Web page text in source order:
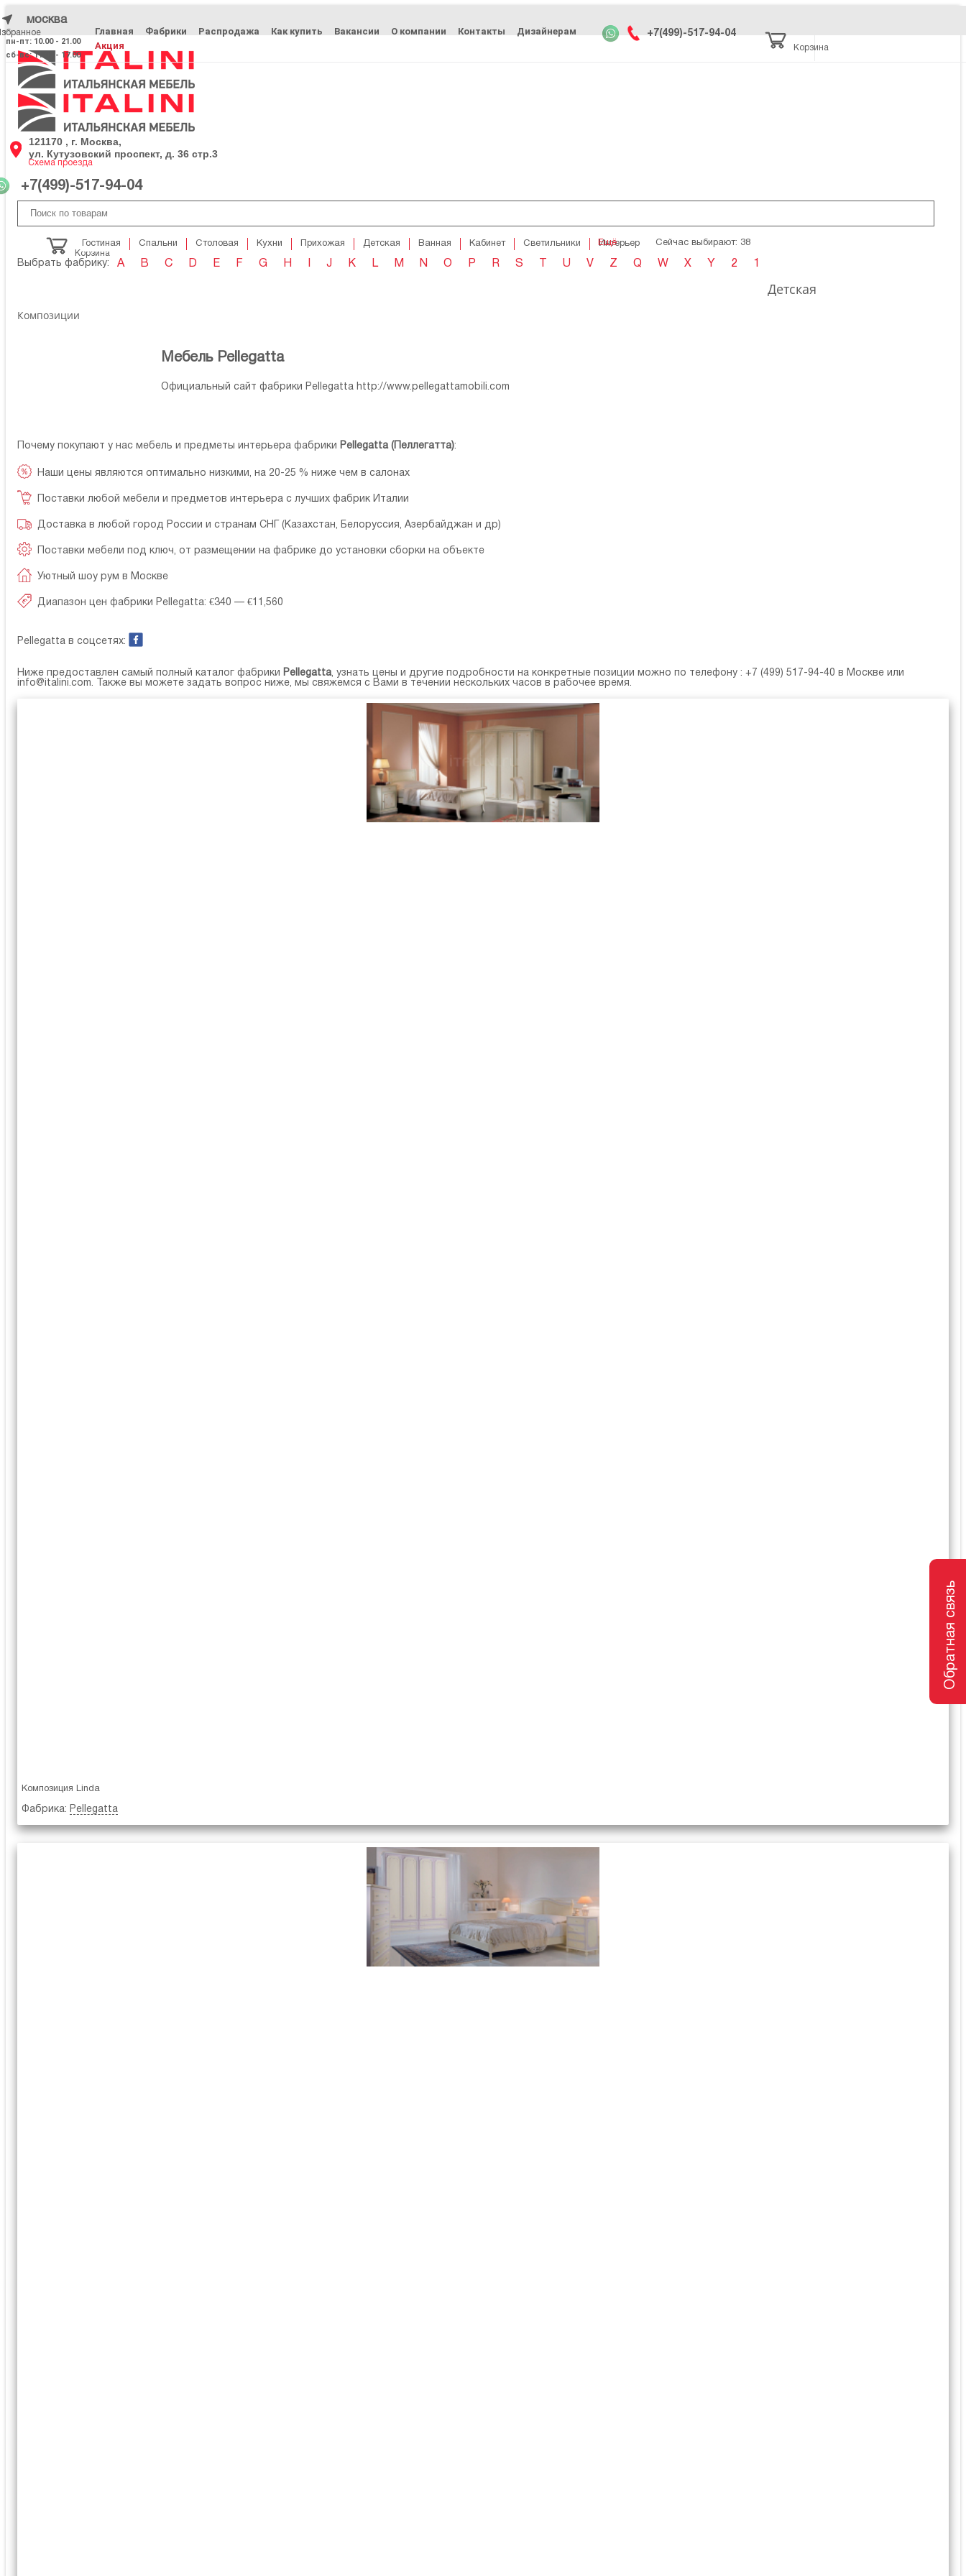
москва
пн-пт: 10.00 - 21.00
сб-вс: 11.00 - 17.00
Главная Фабрики Распродажа Как купить Вакансии О компании Контакты
Дизайнерам
Акция
+7(499)-517-94-04
Корзина
121170 , г. Москва,
ул. Кутузовский проспект, д. 36 стр.3
Схема проезда
+7(499)-517-94-04
Корзина
Ещё
Гостиная Спальни Столовая Кухни Прихожая Детская Ванная Кабинет Светильники Интерьер Сейчас выбирают: 38
Выбрать фабрику: A B C D E F G H J K L M N O P R S U V Z Q W X Y 2 1
Детская
Композиции
Мебель Pellegatta
Официальный сайт фабрики Pellegatta http://www.pellegattamobili.com
Почему покупают у нас мебель и предметы интерьера фабрики Pellegatta (Пеллегатта):
Наши цены являются оптимально низкими, на 20-25 % ниже чем в салонах
Поставки любой мебели и предметов интерьера с лучших фабрик Италии
Доставка в любой город России и странам СНГ (Казахстан, Белоруссия, Азербайджан и др)
Поставки мебели под ключ, от размещении на фабрике до установки сборки на объекте
Уютный шоу рум в Москве
Диапазон цен фабрики Pellegatta: €340 — €11,560
Pellegatta в соцсетях:
Ниже предоставлен самый полный каталог фабрики Pellegatta, узнать цены и другие подробности на конкретные позиции можно по телефону : +7 (499) 517-94-40 в Москве или
info@italini.com. Также вы можете задать вопрос ниже, мы свяжемся с Вами в течении нескольких часов в рабочее время.
Композиция Linda
Фабрика: Pellegatta
Обратная связь